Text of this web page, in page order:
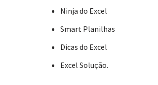
Ninja do Excel
Smart Planilhas
Dicas do Excel
Excel Solução.